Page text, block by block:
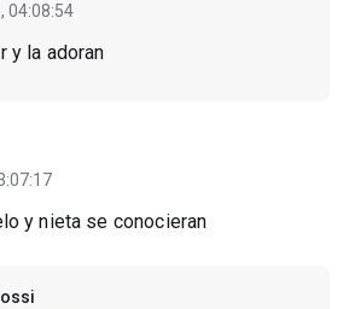
04:08:54
y la adoran
y nieta se conocieran